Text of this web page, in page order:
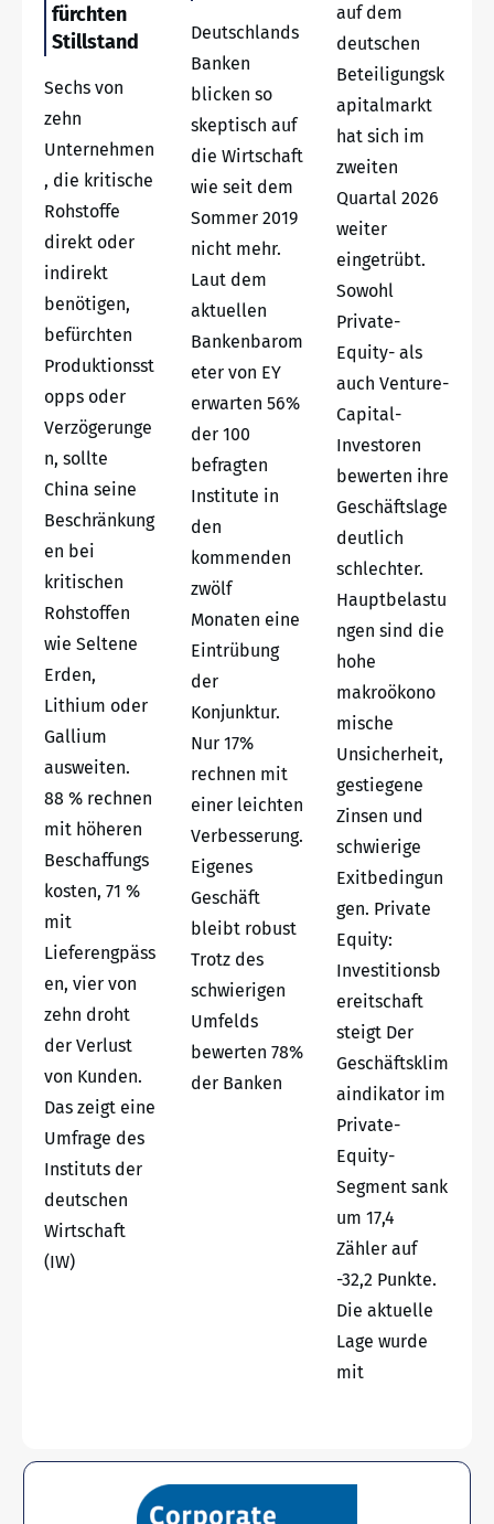
fürchten
Stillstand
Sechs von
zehn
Unternehmen
, die kritische
Rohstoffe
direkt oder
indirekt
benötigen,
befürchten
Produktionsst
opps oder
Verzögerunge
n, sollte
China seine
Beschränkung
en bei
kritischen
Rohstoffen
wie Seltene
Erden,
Lithium oder
Gallium
ausweiten.
88 % rechnen
mit höheren
Beschaffungs
kosten, 71 %
mit
Lieferengpäss
en, vier von
zehn droht
der Verlust
von Kunden.
Das zeigt eine
Umfrage des
Instituts der
deutschen
Wirtschaft
(IW)
Deutschlands
Banken
blicken so
skeptisch auf
die Wirtschaft
wie seit dem
Sommer 2019
nicht mehr.
Laut dem
aktuellen
Bankenbarom
eter von EY
erwarten 56%
der 100
befragten
Institute in
den
kommenden
zwölf
Monaten eine
Eintrübung
der
Konjunktur.
Nur 17%
rechnen mit
einer leichten
Verbesserung.
Eigenes
Geschäft
bleibt robust
Trotz des
schwierigen
Umfelds
bewerten 78%
der Banken
auf dem
deutschen
Beteiligungsk
apitalmarkt
hat sich im
zweiten
Quartal 2026
weiter
eingetrübt.
Sowohl
Private-
Equity- als
auch Venture-
Capital-
Investoren
bewerten ihre
Geschäftslage
deutlich
schlechter.
Hauptbelastu
ngen sind die
hohe
makroökono
mische
Unsicherheit,
gestiegene
Zinsen und
schwierige
Exitbedingun
gen. Private
Equity:
Investitionsb
ereitschaft
steigt Der
Geschäftsklim
aindikator im
Private-
Equity-
Segment sank
um 17,4
Zähler auf
-32,2 Punkte.
Die aktuelle
Lage wurde
mit